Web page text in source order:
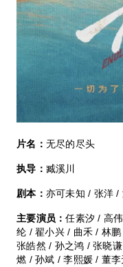
片名： 无尽的尽头
执导： 臧溪川
剧本： 亦可未知 / 张洋 /
主要演员：任素汐 / 高
纶 / 翟小兴 / 曲禾 / 林
张皓然 / 孙之鸿 / 张晓
燃 / 孙斌 / 李熙媛 / 董